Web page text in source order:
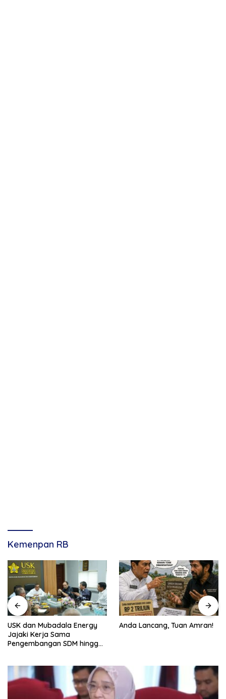
Kemenpan RB
USK dan Mubadala Energy
Jajaki Kerja Sama
Pengembangan SDM hingga
Anda Lancang, Tuan Amran!